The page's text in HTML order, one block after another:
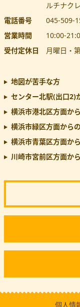
ルチナク
電話番号
045-509-
営業時間
10:00-
受付定休日
月曜日・
地図が苦手な方
センター北駅(出口2)
横浜市港北区方面か
横浜市緑区方面から
横浜市青葉区方面か
川崎市宮前区方面か
個人情